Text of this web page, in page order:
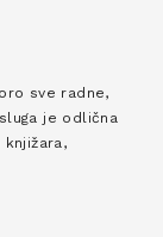
sve radne,
je odlična